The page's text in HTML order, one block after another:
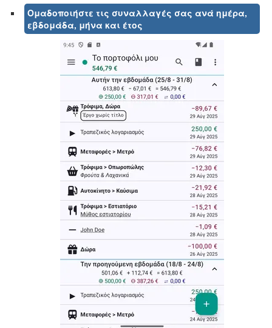
Ομαδοποιήστε τις συναλλαγές σας ανά ημέρα,
εβδομάδα, μήνα και έτος